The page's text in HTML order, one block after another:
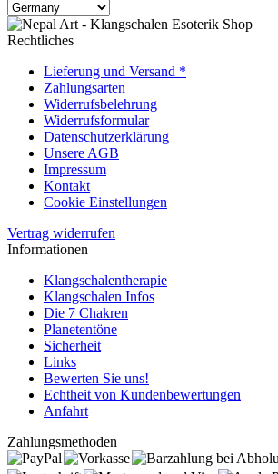
Rechtliches
Lieferung und Versand *
Zahlungsarten
Widerrufsbelehrung
Widerrufsformular
Datenschutzerklärung
Unsere AGB
Impressum
Kontakt
Cookie Einstellungen
Vertrag widerrufen
Informationen
Klangschalentherapie
Klangschalen Infos
Die 7 Chakren
Planetentöne
Sicherheit
Links
Bewerten Sie uns!
Echtheit von Kundenbewertungen
Anfahrt
Zahlungsmethoden